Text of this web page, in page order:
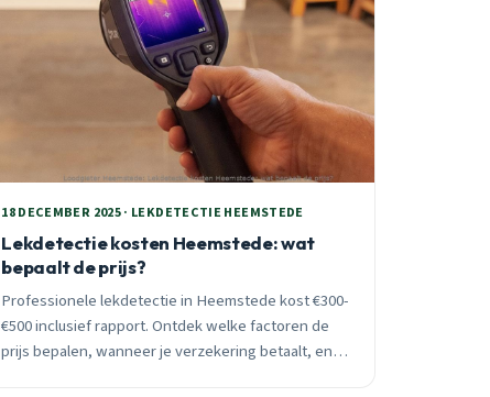
18 DECEMBER 2025 · LEKDETECTIE HEEMSTEDE
Lekdetectie kosten Heemstede: wat
bepaalt de prijs?
Professionele lekdetectie in Heemstede kost €300-
€500 inclusief rapport. Ontdek welke factoren de
prijs bepalen, wanneer je verzekering betaalt, en